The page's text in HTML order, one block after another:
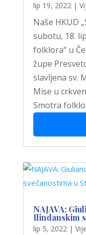
lip 19, 2022|
Naše HKUD
subotu, 18.
folklora“ u
župe
slavljena sv.
Mise u
Smotra
NAJAVA:
Ilindanskim
lip 5, 2022|